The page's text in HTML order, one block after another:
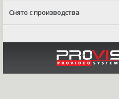
Снято с производства